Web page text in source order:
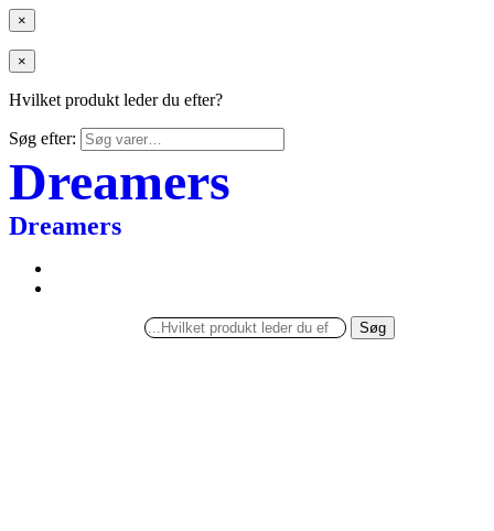
×
×
Hvilket produkt leder du efter?
Søg efter:
Dreamers
Dreamers
Søg